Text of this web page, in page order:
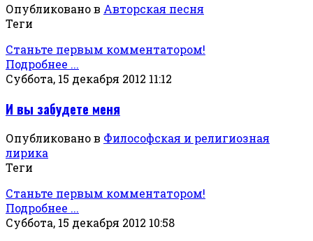
Опубликовано в Авторская песня
Теги
Станьте первым комментатором!
Подробнее ...
Суббота, 15 декабря 2012 11:12
И вы забудете меня
Опубликовано в Философская и религиозная
лирика
Теги
Станьте первым комментатором!
Подробнее ...
Суббота, 15 декабря 2012 10:58